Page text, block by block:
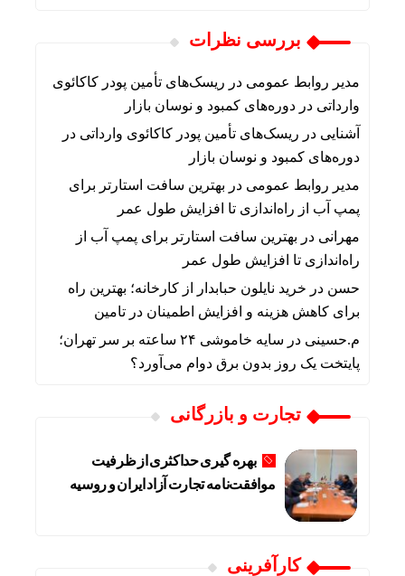
بررسی نظرات
مدیر روابط عمومی در ریسک‌های تأمین پودر کاکائوی
وارداتی در دوره‌های کمبود و نوسان بازار
آشنایی در ریسک‌های تأمین پودر کاکائوی وارداتی در
دوره‌های کمبود و نوسان بازار
مدیر روابط عمومی در بهترین سافت استارتر برای
پمپ آب از راه‌اندازی تا افزایش طول عمر
مهرانی در بهترین سافت استارتر برای پمپ آب از
راه‌اندازی تا افزایش طول عمر
حسن در خرید نایلون حبابدار از کارخانه؛ بهترین راه
برای کاهش هزینه و افزایش اطمینان در تامین
م.حسینی در
سایه خاموشی ۲۴ ساعته بر سر تهران؛
پایتخت یک روز بدون برق دوام می‌آورد؟
تجارت و بازرگانی
بهره گیری حداکثری از ظرفیت
موافقت‌نامه تجارت آزاد ایران و روسیه
کارآفرینی